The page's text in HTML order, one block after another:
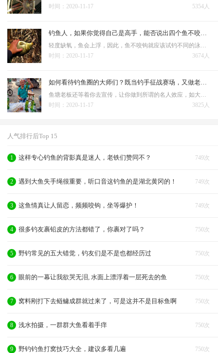
5354人
时间：2020-11-17
3674人
时间：2020-11-17
3825人
时间：2020-11-17
人气排行后Top 15
749次
1 这样专心钓鱼的背影真是迷人，老铁们赞同不？
749次
2 遇到大鱼失手绳很重要，听口音这钓鱼的是湖北黄冈的！
749次
3 这鱼情真让人留恋，频频咬钩，坐等爆护！
750次
4 很多钓友裹铅皮的方法都错了，你裹对了吗？
750次
5 野钓常见的五大错觉，钓友们是不是也都经历过
750次
6 眼前的一幕让我欲哭无泪, 水面上漂浮着一层死去的鱼
750次
7 窝料刚打下去鲢鳙成群就过来了，可是这并不是目标鱼啊
750次
8 浅水拍摄，一群群大鱼看着手痒
750次
9 野钓钓鱼打窝技巧大全，建议多看几遍